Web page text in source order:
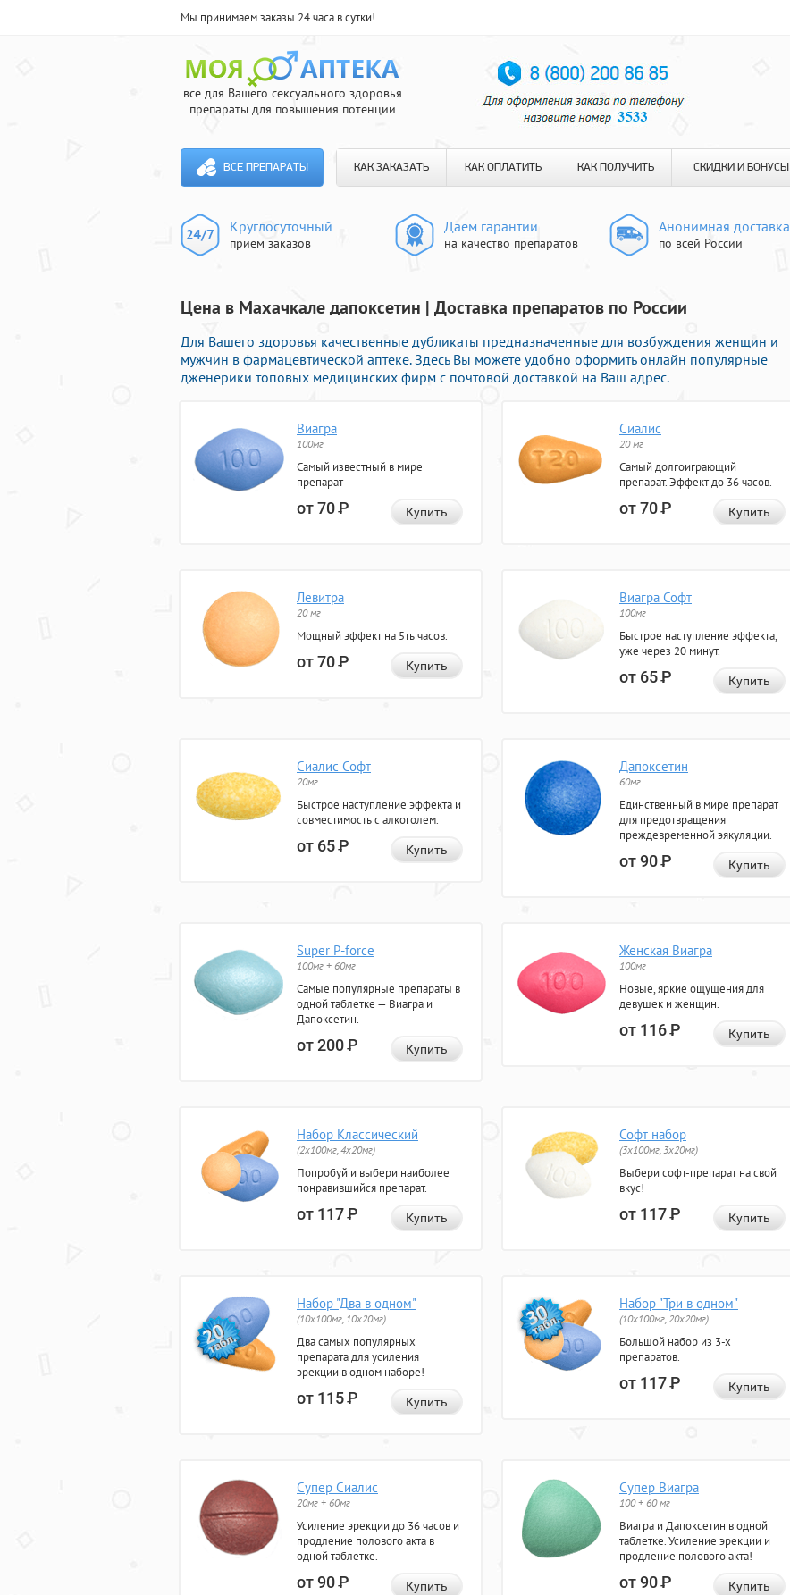
Мы принимаем заказы 24 часа в сутки!
все для Вашего сексуального здоровья
препараты для повышения потенции
ВСЕ ПРЕПАРАТЫ КАК ЗАКАЗАТЬ КАК ОПЛАТИТЬ КАК ПОЛУЧИТЬ СКИДКИ И БОНУСЫ
Круглосуточный
прием заказов
Даем гарантии
на качество препаратов
Анонимная доставка
по всей России
Цена в Махачкале дапоксетин | Доставка препаратов по России
Для Вашего здоровья качественные дубликаты предназначенные для возбуждения женщин и
мужчин в фармацевтической аптеке. Здесь Вы можете удобно оформить онлайн популярные
дженерики топовых медицинских фирм с почтовой доставкой на Ваш адрес.
Виагра
100мг
Самый известный в мире
препарат
от 70Р Купить
Сиалис
20 мг
Самый долгоиграющий
препарат. Эффект до 36 часов.
от 70Р Купить
Левитра
20 мг
Мощный эффект на 5ть часов.
от 70Р Купить
Виагра Софт
100мг
Быстрое наступление эффекта,
уже через 20 минут.
от 65Р Купить
Сиалис Софт
20мг
Быстрое наступление эффекта и
совместимость с алкоголем.
от 65Р Купить
Дапоксетин
60мг
Единственный в мире препарат
для предотвращения
преждевременной эякуляции.
от 90Р Купить
Super P-force
100мг + 60мг
Самые популярные препараты в
одной таблетке — Виагра и
Дапоксетин.
от 200Р Купить
Женская Виагра
100мг
Новые, яркие ощущения для
девушек и женщин.
от 116Р Купить
Набор Классический
(2x100мг, 4x20мг)
Попробуй и выбери наиболее
понравившийся препарат.
от 117Р Купить
Софт набор
(3x100мг, 3x20мг)
Выбери софт-препарат на свой
вкус!
от 117Р Купить
Набор "Два в одном"
(10x100мг, 10x20мг)
Два самых популярных
препарата для усиления
эрекции в одном наборе!
от 115Р Купить
Набор "Три в одном"
(10x100мг, 20x20мг)
Большой набор из 3-х
препаратов.
от 117Р Купить
Супер Сиалис
20мг + 60мг
Усиление эрекции до 36 часов и
продление полового акта в
одной таблетке.
от 90Р Купить
Супер Виагра
100 + 60 мг
Виагра и Дапоксетин в одной
таблетке. Усиление эрекции и
продление полового акта!
от 90Р Купить